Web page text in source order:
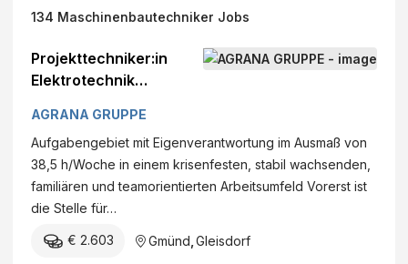
134 Maschinenbautechniker Jobs
Projekttechniker:in
Elektrotechnik
Stärke GmbH - Werk
Gmünd Standort:
ConrathstraßeGmünd,
Österreich Kategorie:
Instandhaltung
AGRANA GRUPPE
Aufgabengebiet mit Eigenverantwortung im Ausmaß von
38,5 h/Woche in einem krisenfesten, stabil wachsenden,
familiären und teamorientierten Arbeitsumfeld Vorerst ist
die Stelle für…
€ 2.603 Gmünd Gleisdorf